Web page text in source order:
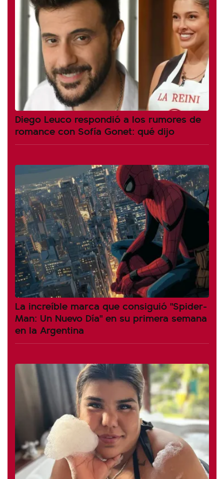
Diego Leuco respondió a los rumores de
romance con Sofía Gonet: qué dijo
La increíble marca que consiguió "Spider-
Man: Un Nuevo Día" en su primera semana
en la Argentina